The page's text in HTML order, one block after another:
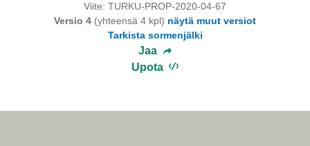
Viite: TURKU-PROP-2020-04-67
Versio 4 (yhteensä 4 kpl) näytä muut versiot
Tarkista sormenjälki
Jaa
Upota